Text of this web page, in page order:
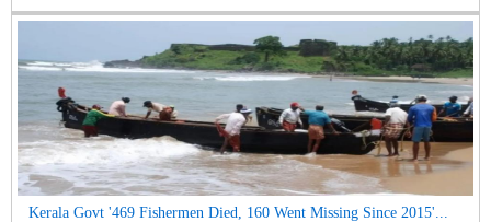
Kerala Govt '469 Fishermen Died, 160 Went Missing Since 2015'...